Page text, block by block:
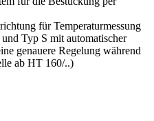
für Temperaturmessung
Typ S mit automatischer
genauere Regelung während
ab HT 160/..)